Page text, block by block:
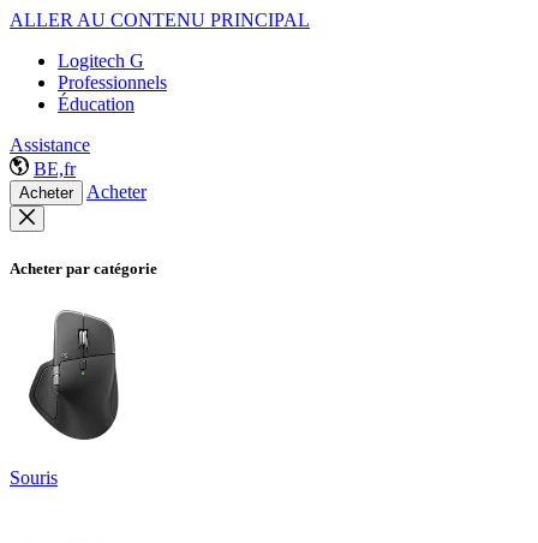
ALLER AU CONTENU PRINCIPAL
Logitech G
Professionnels
Éducation
Assistance
BE,fr
Acheter Acheter
Acheter par catégorie
Souris